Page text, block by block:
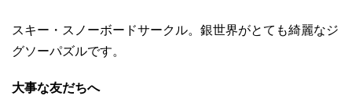
スキー・スノーボードサークル。銀世界がとても綺麗なジ
グソーパズルです。
大事な友だちへ